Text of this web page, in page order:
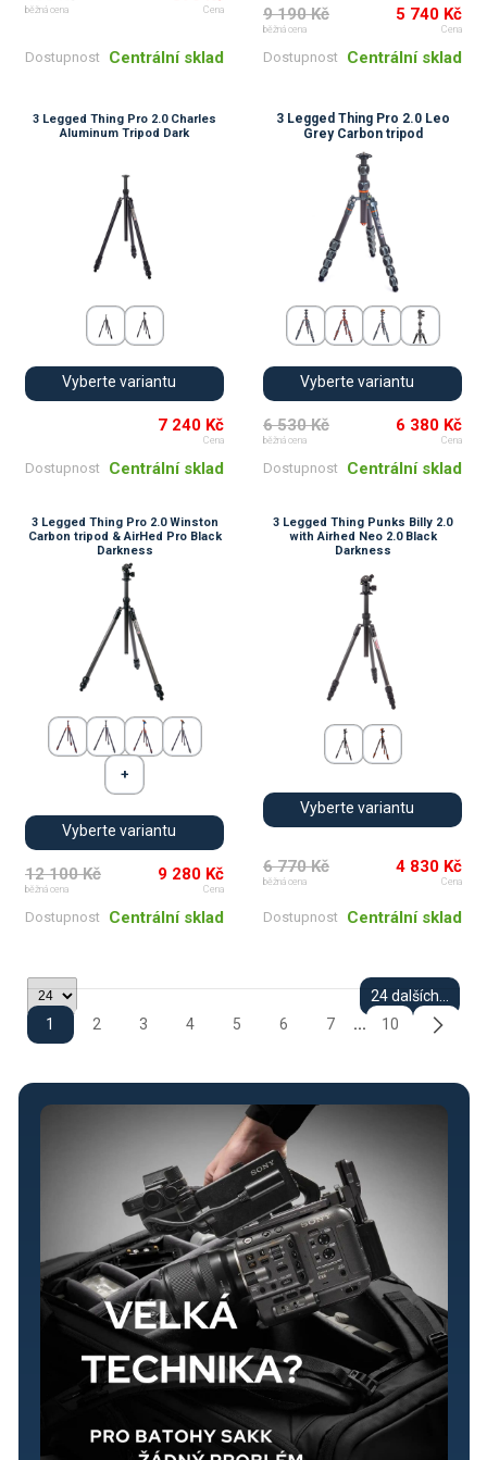
běžná cena Cena
Dostupnost Centrální sklad
9 190 Kč
běžná cena
5 740 Kč
Cena
Dostupnost Centrální sklad
3 Legged Thing Pro 2.0 Charles
Aluminum Tripod Dark
Vyberte variantu
7 240 Kč
Cena
Dostupnost Centrální sklad
3 Legged Thing Pro 2.0 Leo
Grey Carbon tripod
Vyberte variantu
6 530 Kč
běžná cena
6 380 Kč
Cena
Dostupnost Centrální sklad
3 Legged Thing Pro 2.0 Winston
Carbon tripod & AirHed Pro Black
Darkness
Vyberte variantu
12 100 Kč
běžná cena
9 280 Kč
Cena
Dostupnost Centrální sklad
3 Legged Thing Punks Billy 2.0
with Airhed Neo 2.0 Black
Darkness
Vyberte variantu
6 770 Kč
běžná cena
4 830 Kč
Cena
Dostupnost Centrální sklad
24 dalších...
1
2 3 4 5 6 7 ... 10